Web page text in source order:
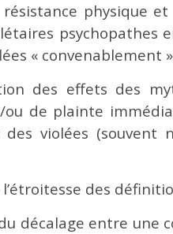
physique
psychopathes
« convenablement
des effets des
de plainte
des violées (souvent
des
décalage entre une